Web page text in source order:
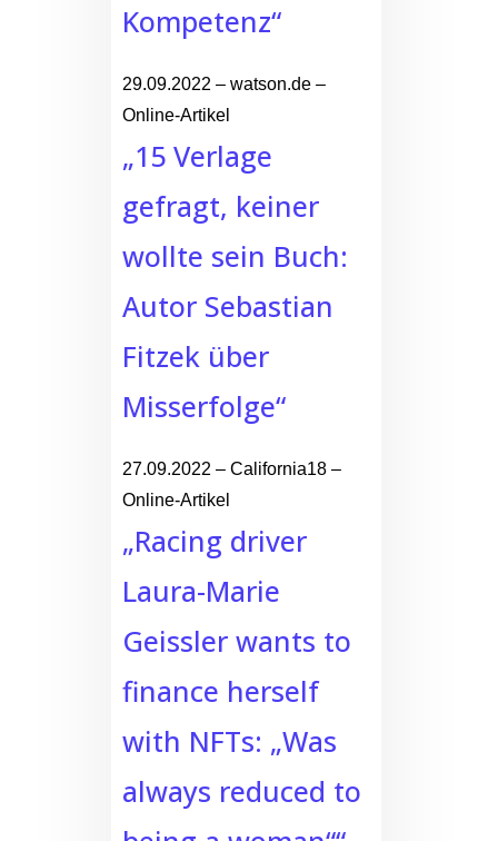
Kompetenz“
29.09.2022 – watson.de –
Online-Artikel
„15 Verlage
gefragt, keiner
wollte sein Buch:
Autor Sebastian
Fitzek über
Misserfolge“
27.09.2022 – California18 –
Online-Artikel
„Racing driver
Laura-Marie
Geissler wants to
finance herself
with NFTs: „Was
always reduced to